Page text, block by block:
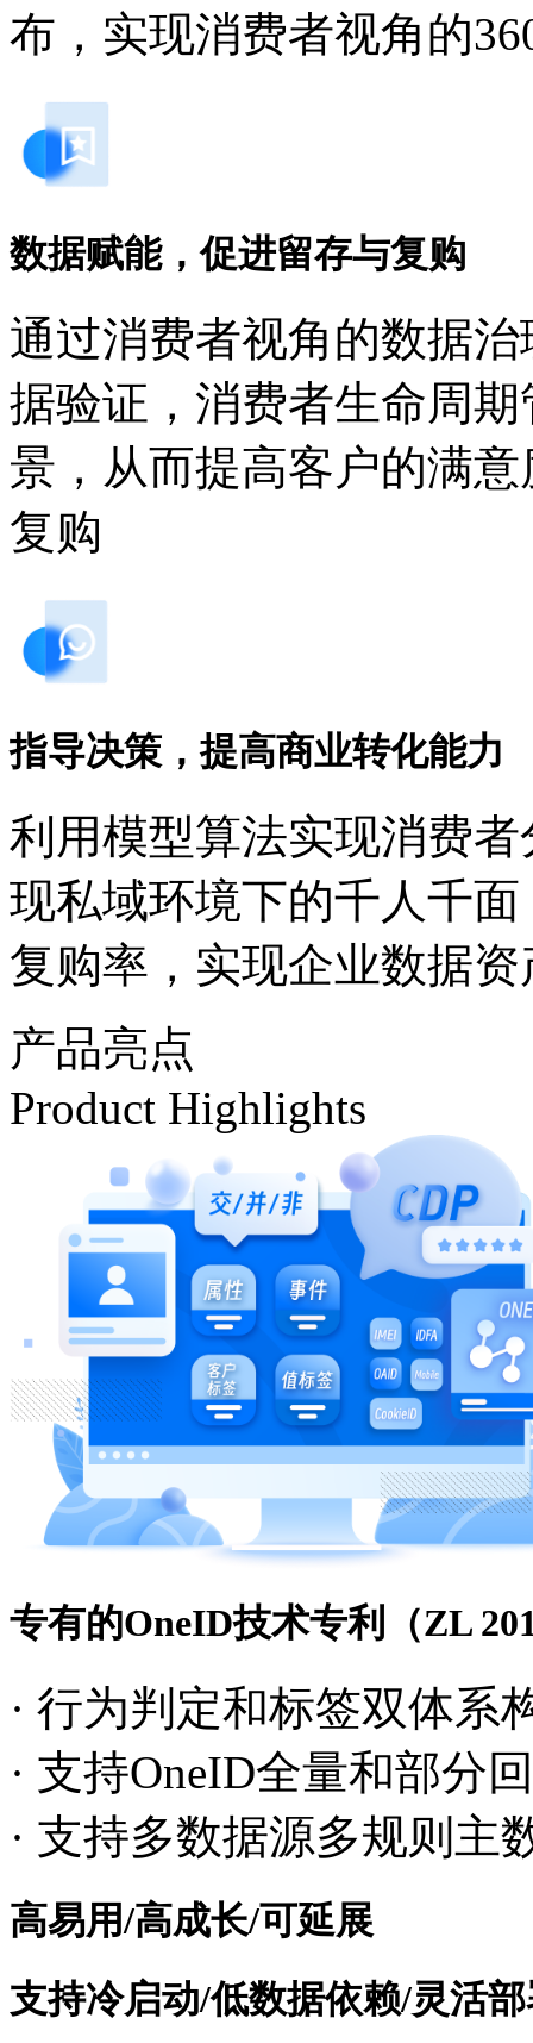
布，实现消费者视角的
数据赋能，促进留存与复购
通过消费者视角的数据治
据验证，消费者生命周
景，从而提高客户的满
复购
指导决策，提高商业转化能力
利用模型算法实现消费者
现私域环境下的千人千面
复购率，实现企业数据
产品亮点
Product Highlights
专有的OneID技术专利（ZL
· 行为判定和标签双体系
· 支持OneID全量和部分
· 支持多数据源多规则主
高易用/高成长/可延展
支持冷启动/低数据依赖/灵活